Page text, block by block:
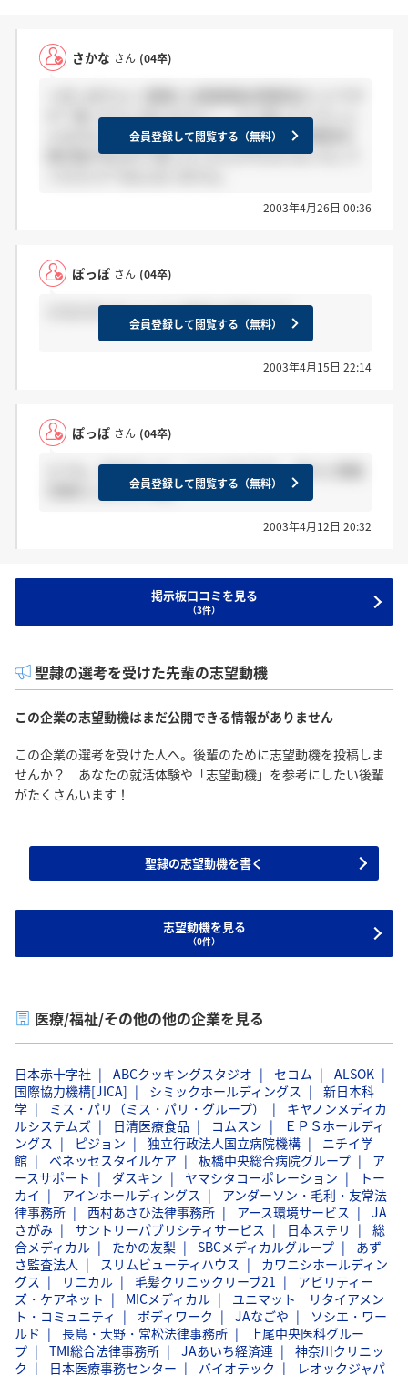
さかな さん (04卒)
か？違ったらごめんなさい…。もう知っていらっし
ゃるかもしれませんが、他に2件聖隷福祉事業団の
掲示板があるので宜しかったらそちらにもいらして
会員登録して閲覧する（無料）
2003年4月26日 00:36
ぽっぽ さん (04卒)
どなたかいらっしゃいませんかあ？？？
会員登録して閲覧する（無料）
2003年4月15日 22:14
ぽっぽ さん (04卒)
どうも、初めまして。こんにちわです。 色々と情報
交換をしましょうね。会員登録して閲覧する（無料）
2003年4月12日 20:32
掲示板口コミを見る
（3件）
聖隷の選考を受けた先輩の志望動機
この企業の志望動機はまだ公開できる情報がありません
この企業の選考を受けた人へ。後輩のために志望動機を投稿しま
せんか？ あなたの就活体験や「志望動機」を参考にしたい後輩
がたくさんいます！
聖隷の志望動機を書く
志望動機を見る
（0件）
医療/福祉/その他の他の企業を見る
日本赤十字社 ABCクッキングスタジオ セコム
ALSOK
国際協力機構[JICA]
シミックホールディングス
新日本科
学
ミス・パリ（ミス・パリ・グループ）
キヤノンメディカ
ルシステムズ
日清医療食品 コムスン
ＥＰＳホールディ
ングス
ピジョン 独立行政法人国立病院機構
ニチイ学
館
ベネッセスタイルケア 板橋中央総合病院グループ
ア
ースサポート
ダスキン ヤマシタコーポレーション
トー
カイ
アインホールディングス
アンダーソン・毛利・友常法
律事務所
西村あさひ法律事務所 アース環境サービス
JA
さがみ
サントリーパブリシティサービス 日本ステリ
総
合メディカル
たかの友梨 SBCメディカルグループ
あず
さ監査法人
スリムビューティハウス
カワニシホールディン
グス
リニカル 毛髪クリニックリーブ21
アビリティー
ズ・ケアネット
MICメディカル
ユニマット リタイアメン
ト・コミュニティ
ボディワーク JAなごや
ソシエ・ワー
ルド
長島・大野・常松法律事務所
上尾中央医科グルー
プ
TMI総合法律事務所 JAあいち経済連
神奈川クリニッ
ク
日本医療事務センター バイオテック
レオックジャパ